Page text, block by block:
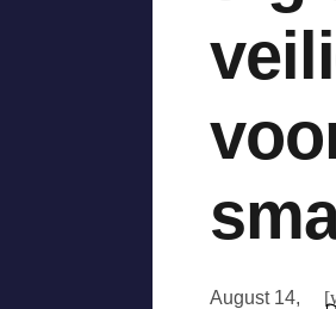
August 14,